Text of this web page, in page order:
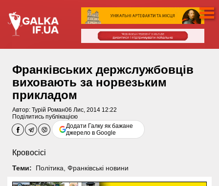
Франківських держслужбовців
виховають за норвезьким
прикладом
Автор: Турій Роман06 Лис, 2014 12:22
Поділитись публікацією
Додати Галку як бажане
джерело в Google
Кровосісі
Теми: Політика Франківські новини